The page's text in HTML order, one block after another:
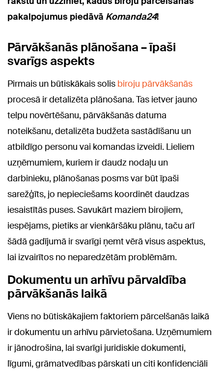
pakalpojumus piedāvā Komanda24!
Pārvākšanās plānošana – īpaši
svarīgs aspekts
Pirmais un būtiskākais solis biroju pārvākšanās
procesā ir detalizēta plānošana. Tas ietver jauno
telpu novērtēšanu, pārvākšanās datuma
noteikšanu, detalizēta budžeta sastādīšanu un
atbildīgo personu vai komandas izveidi. Lieliem
uzņēmumiem, kuriem ir daudz nodaļu un
darbinieku, plānošanas posms var būt īpaši
sarežģīts, jo nepieciešams koordinēt daudzas
iesaistītās puses. Savukārt maziem birojiem,
iespējams, pietiks ar vienkāršāku plānu, taču arī
šādā gadījumā ir svarīgi ņemt vērā visus aspektus,
lai izvairītos no neparedzētām problēmām.
Dokumentu un arhīvu pārvaldība
pārvākšanās laikā
Viens no būtiskākajiem faktoriem pārcelšanās laikā
ir dokumentu un arhīvu pārvietošana. Uzņēmumiem
ir jānodrošina, lai svarīgi juridiskie dokumenti,
līgumi, grāmatvedības pārskati un citi konfidenciāli